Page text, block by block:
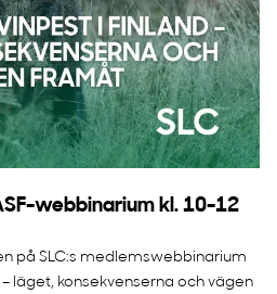
webbinarium kl. 10-12
på SLC:s medlemswebbinarium
läget, konsekvenserna och vägen